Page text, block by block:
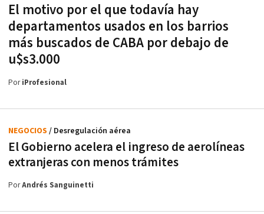
El motivo por el que todavía hay
departamentos usados en los barrios
más buscados de CABA por debajo de
u$s3.000
PoriProfesional
El Gobierno acelera el ingreso de aerolíneas
extranjeras con menos trámites
NEGOCIOS / Desregulación aérea
PorAndrés Sanguinetti